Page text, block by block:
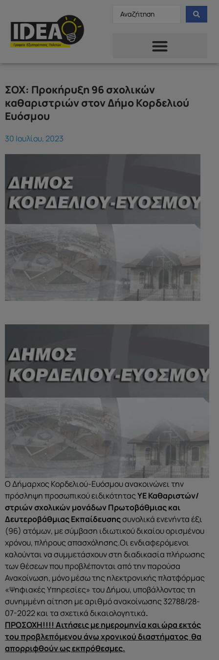
ΣΟΧ: Προκήρυξη 96 σχολικών
καθαριστριών στον Δήμο Κορδελιού
Ευόσμου
30 Ιουλίου, 2023
Ο Δήμαρχος Κορδελιού-Ευόσμου ανακοινώνει την
πρόσληψη προσωπικού ειδικότηταςΥΕ Καθαριστών/
στριών σχολικών μονάδων Πρωτοβάθμιας και
Δευτεροβάθμιας Εκπαίδευσηςσυνολικά ενενήντα έξι
(96) ατόμων, με σύμβαση ιδιωτικού δικαίου ορισμένου
χρόνου, πλήρους απασχόλησης.Οι ενδιαφερόμενοι
καλούνται να συμμετάσχουν στη διαδικασία πλήρωσης
των θέσεων που προβλέπονται από την παρούσα
Ανακοίνωση, μόνο μέσω της ηλεκτρονικής πλατφόρμας
«Ψηφιακές Υπηρεσίες» του Δήμου, υποβάλλοντας τη
συνημμένη αίτηση με αριθμό ανακοίνωσης 32788/28-
07-2022 και τα σχετικά δικαιολογητικά.
ΠΡΟΣΟΧΗ!!!! Αιτήσεις με ημερομηνία και ώρα εκτός
του προβλεπόμενου άνω χρονικού διαστήματος θα
απορριφθούν ως εκπρόθεσμες.